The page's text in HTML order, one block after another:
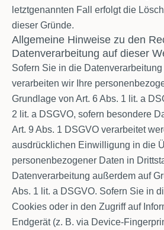
letztgenannten Fall erfolgt die
dieser Gründe.
Allgemeine Hinweise zu den
Datenverarbeitung auf dieser
Sofern Sie in die
verarbeiten wir Ihre
Grundlage von Art. 6 Abs. 1 lit. a
2 lit. a DSGVO, sofern besondere
Art. 9 Abs. 1 DSGVO verarbeitet
ausdrücklichen Einwilligung in die
personenbezogener Daten in
Datenverarbeitung außerdem auf
Abs. 1 lit. a DSGVO. Sofern Sie in
Cookies oder in den Zugriff auf
Endgerät (z. B. via Device-